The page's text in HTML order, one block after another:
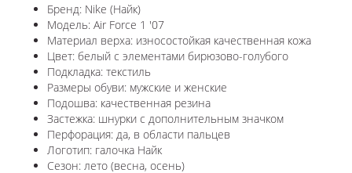
Бренд: Nike (Найк)
Модель: Air Force 1 '07
Материал верха: износостойкая качественная кожа
Цвет: белый с элементами бирюзово-голубого
Подкладка: текстиль
Размеры обуви: мужские и женские
Подошва: качественная резина
Застежка: шнурки с дополнительным значком
Перфорация: да, в области пальцев
Логотип: галочка Найк
Сезон: лето (весна, осень)